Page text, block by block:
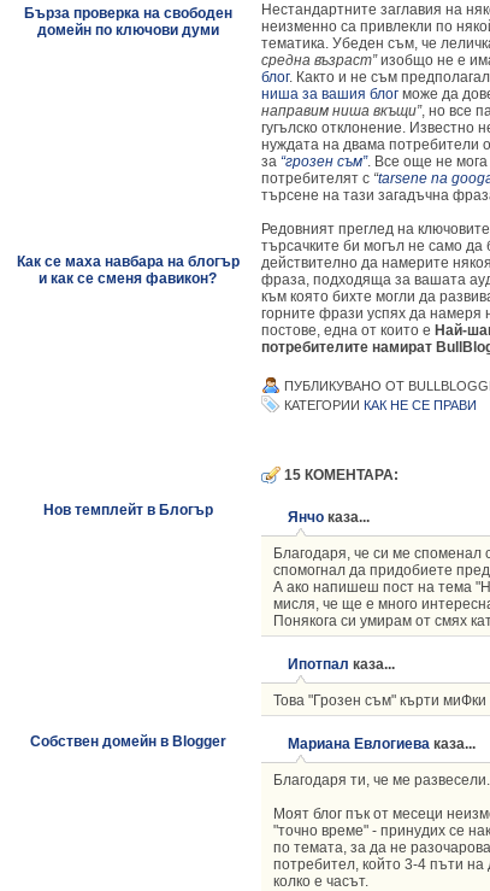
Бърза проверка на свободен
домейн по ключови думи
Как се маха навбара на блогър
и как се сменя фавикон?
Нов темплейт в Блогър
Собствен домейн в Blogger
Нестандартните заглавия на
неизменно са привлекли по
тематика. Убеден съм, че
средна възраст”изобщо не е
блог. Както и не съм
ниша за вашия блог може да
направим ниша вкъщи”, но все
гугълско отклонение. Известно
нуждата на двама потребители
за “грозен съм”. Все още не мога
потребителят с “tarsene na
търсене на тази загадъчна
Редовният преглед на
търсачките би могъл не само да
действително да намерите
фраза, подходяща за вашата
към която бихте могли да
горните фрази успях да намеря
постове, една от които е Най-
потребителите намират
ПУБЛИКУВАНО ОТ
КАТЕГОРИИ КАК НЕ СЕ ПРАВИ
15 КОМЕНТАРА:
Янчо каза...
Благодаря, че си ме споменал
спомогнал да придобиете
А ако напишеш пост на тема
мисля, че ще е много
Понякога си умирам от смях
Ипотпал каза...
Това "Грозен съм" кърти миФки
Мариана Евлогиева каза...
Благодаря ти, че ме
Моят блог пък от месеци
"точно време" - принудих се
по темата, за да не
потребител, който 3-4 пъти на
колко е часът.